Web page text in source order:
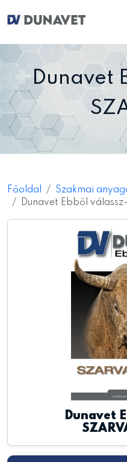
Dunavet
Főoldal
Szakmai
Dunavet Ebből
Dunavet